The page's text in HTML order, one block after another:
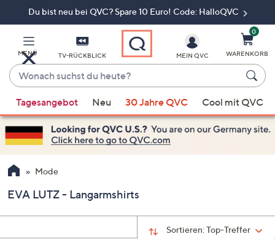
Du bist neu bei QVC? Spare 10 Euro! Code: HalloQVC
MENÜ TV-RÜCKBLICK
Wonach
suchst
du
heute?
Vorschläge
verfügbar
sind,
verwenden
Sie
Pfeiltasten
nach
und
MEIN QVC
0
WARENKORB
Tagesangebot Neu 30 Jahre QVC Cool mit QVC
Mode
EVA LUTZ - Langarmshirts
Sortieren:Top-Treffer